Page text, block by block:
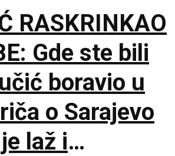
RASKRINKAO
Gde ste bili
boravio u
o Sarajevo
laž i